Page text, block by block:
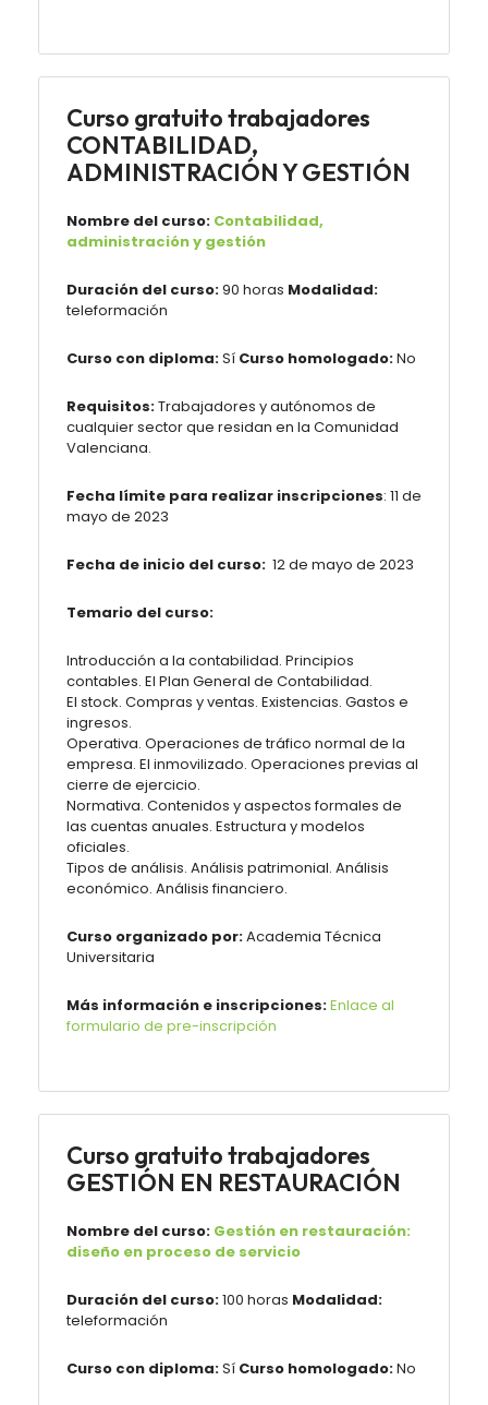
Curso gratuito trabajadores
CONTABILIDAD,
ADMINISTRACIÓN Y GESTIÓN
Nombre del curso: Contabilidad,
administración y gestión
Duración del curso:90 horas Modalidad:
teleformación
Curso con diploma:Sí Curso homologado:No
Requisitos:Trabajadores y autónomos de
cualquier sector que residan en la Comunidad
Valenciana.
Fecha límite para realizar inscripciones: 11 de
mayo de 2023
Fecha de inicio del curso: 12 de mayo de 2023
Temario del curso:
Introducción a la contabilidad. Principios
contables. El Plan General de Contabilidad.
El stock. Compras y ventas. Existencias. Gastos e
ingresos.
Operativa. Operaciones de tráfico normal de la
empresa. El inmovilizado. Operaciones previas al
cierre de ejercicio.
Normativa. Contenidos y aspectos formales de
las cuentas anuales. Estructura y modelos
oficiales.
Tipos de análisis. Análisis patrimonial. Análisis
económico. Análisis financiero.
Curso organizado por:Academia Técnica
Universitaria
Más información e inscripciones:Enlace al
formulario de pre-inscripción
Curso gratuito trabajadores
GESTIÓN EN RESTAURACIÓN
Nombre del curso: Gestión en restauración:
diseño en proceso de servicio
Duración del curso:100 horas Modalidad:
teleformación
Curso con diploma:Sí Curso homologado:No